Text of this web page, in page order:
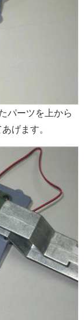
パーツを上から
げます。